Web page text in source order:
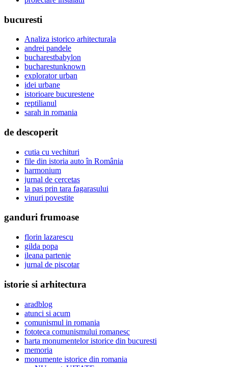
bucuresti
Analiza istorico arhitecturala
andrei pandele
bucharestbabylon
bucharestunknown
explorator urban
idei urbane
istorioare bucurestene
reptilianul
sarah in romania
de descoperit
cutia cu vechituri
file din istoria auto în România
harmonium
jurnal de cercetas
la pas prin tara fagarasului
vinuri povestite
ganduri frumoase
florin lazarescu
gilda popa
ileana partenie
jurnal de piscotar
istorie si arhitectura
aradblog
atunci si acum
comunismul in romania
fototeca comunismului romanesc
harta monumentelor istorice din bucuresti
memoria
monumente istorice din romania